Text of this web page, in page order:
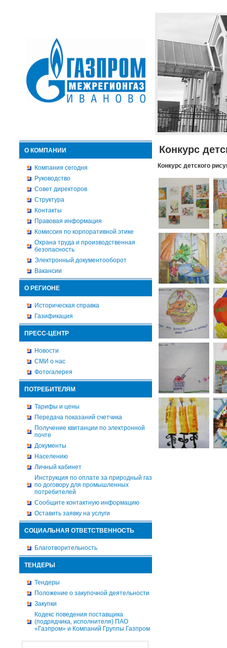
О КОМПАНИИ
Компания сегодня
Руководство
Совет директоров
Структура
Контакты
Правовая информация
Комиссия по корпоративной этике
Охрана труда и производственная
безопасность
Электронный документооборот
Вакансии
О РЕГИОНЕ
Историческая справка
Газификация
ПРЕСС-ЦЕНТР
Новости
СМИ о нас
Фотогалерея
ПОТРЕБИТЕЛЯМ
Тарифы и цены
Передача показаний счетчика
Получение квитанции по электронной
почте
Документы
Населению
Личный кабинет
Инструкция по оплате за природный газ
по договору для промышленных
потребителей
Сообщите контактную информацию
Оставить заявку на услуги
СОЦИАЛЬНАЯ ОТВЕТСТВЕННОСТЬ
Благотворительность
ТЕНДЕРЫ
Тендеры
Положение о закупочной деятельности
Закупки
Кодекс поведения поставщика
(подрядчика, исполнителя) ПАО
«Газпром» и Компаний Группы Газпром
Конкурс
Конкурс детского